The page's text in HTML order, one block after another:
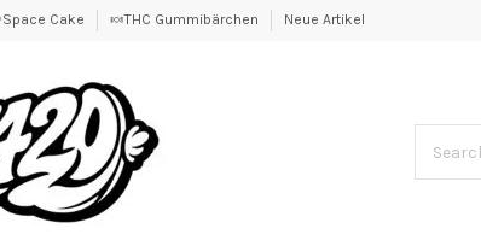
Cake 🍬THC Gummibärchen Neue Artikel